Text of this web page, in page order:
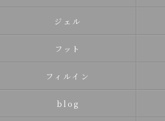
ジェル
フット
フィルイン
blog